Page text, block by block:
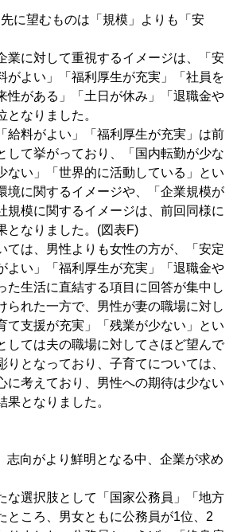
に望むものは「規模」よりも「安
業に対して重視するイメージは、「安
がよい」「福利厚生が充実」「社員を
性がある」「土日が休み」「退職金や
となりました。
給料がよい」「福利厚生が充実」は前
して挙がっており、「国内転勤が少な
ない」「世界的に活動している」とい
境に関するイメージや、「企業規模が
規模に関するイメージは、前回同様に
となりました。(図表F)
ては、男性よりも女性の方が、「安定
よい」「福利厚生が充実」「退職金や
た生活に直結する項目に回答が集中し
られた一方で、男性が妻の職場に対し
て支援が充実」「残業が少ない」とい
しては夫の職場に対してさほど望んで
りとなっており、子育てについては、
に考えており、男性への期待は少ない
果となりました。
志向がより鮮明となる中、企業が求め
な選択肢として「国家公務員」「地方
ところ、男女ともに公務員が1位、2